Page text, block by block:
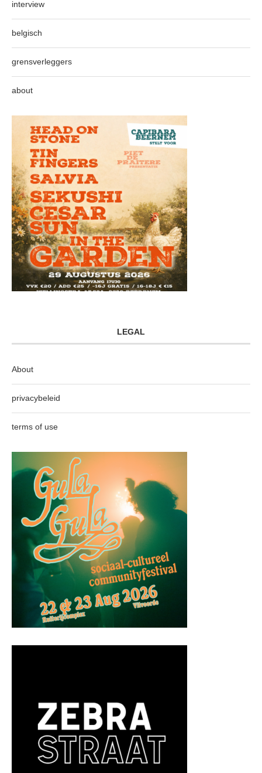
interview
belgisch
grensverleggers
about
LEGAL
About
privacybeleid
terms of use